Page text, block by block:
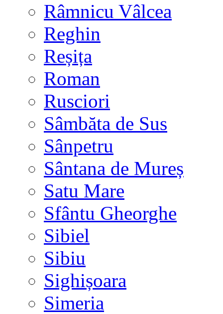
Râmnicu Vâlcea
Reghin
Reșița
Roman
Rusciori
Sâmbăta de Sus
Sânpetru
Sântana de Mureș
Satu Mare
Sfântu Gheorghe
Sibiel
Sibiu
Sighișoara
Simeria